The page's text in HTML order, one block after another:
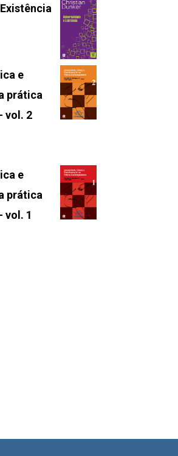
e
prática
vol. 2
e
prática
vol. 1